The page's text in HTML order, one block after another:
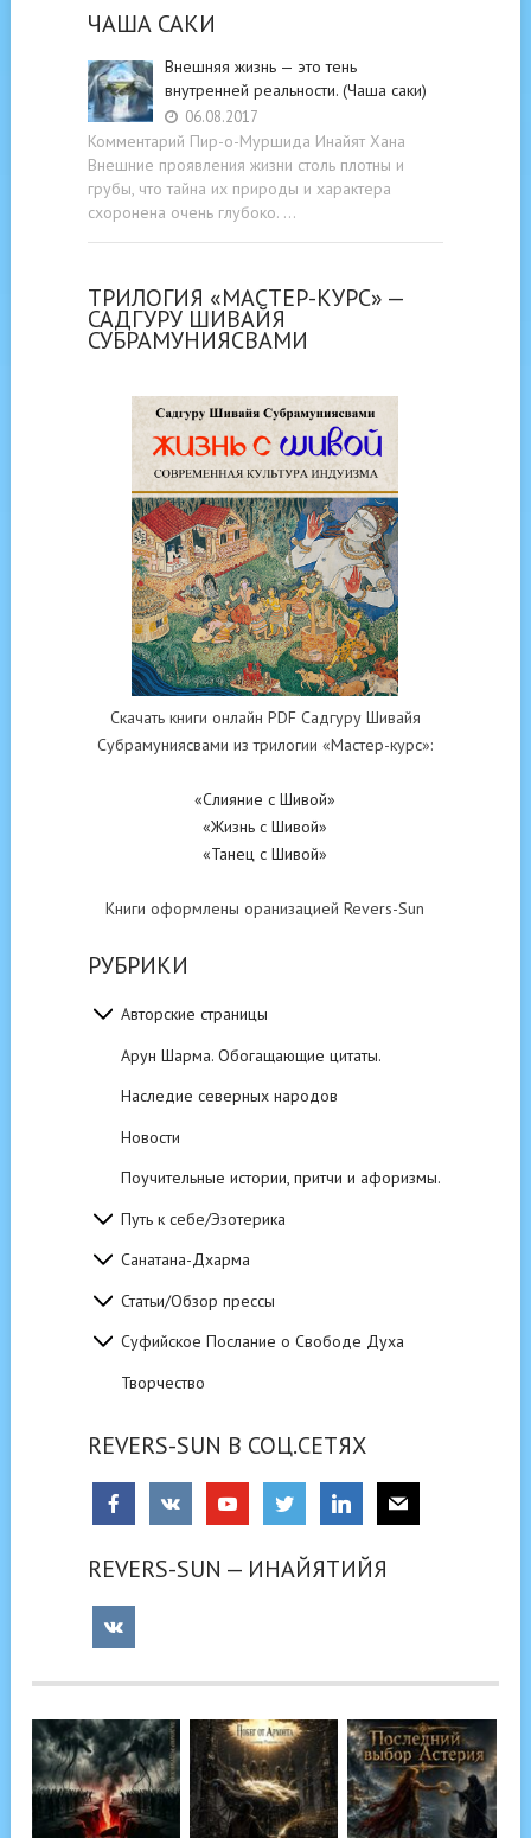
ЧАША САКИ
Внешняя жизнь — это тень
внутренней реальности. (Чаша саки)
06.08.2017
Комментарий Пир-о-Муршида Инайят Хана
Внешние проявления жизни столь плотны и
грубы, что тайна их природы и характера
схоронена очень глубоко. …
ТРИЛОГИЯ «МАСТЕР-КУРС» —
САДГУРУ ШИВАЙЯ
СУБРАМУНИЯСВАМИ
Скачать книги онлайн PDF Садгуру Шивайя
Субрамуниясвами из трилогии «Мастер-курс»:
«Слияние с Шивой»
«Жизнь с Шивой»
«Танец с Шивой»
Книги оформлены оранизацией Revers-Sun
РУБРИКИ
Авторские страницы
Арун Шарма. Обогащающие цитаты.
Наследие северных народов
Новости
Поучительные истории, притчи и афоризмы.
Путь к себе/Эзотерика
Санатана-Дхарма
Статьи/Обзор прессы
Суфийское Послание о Свободе Духа
Творчество
REVERS-SUN В СОЦ.СЕТЯХ
REVERS-SUN — ИНАЙЯТИЙЯ